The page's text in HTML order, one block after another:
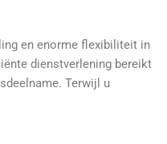
en enorme flexibiliteit in
dienstverlening bereikt
Terwijl u